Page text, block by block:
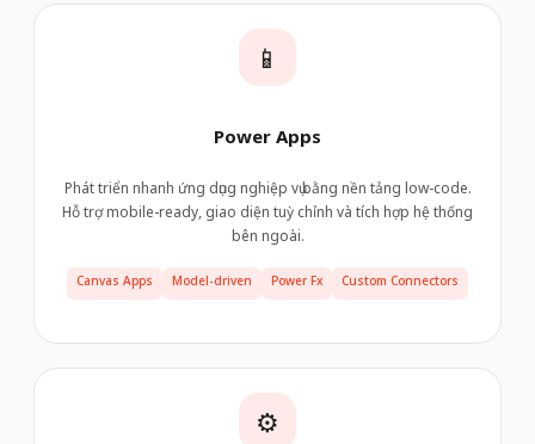
📱
Power Apps
Phát triển nhanh ứng dụng nghiệp vụ bằng nền tảng low-code.
Hỗ trợ mobile-ready, giao diện tuỳ chỉnh và tích hợp hệ thống
bên ngoài.
Canvas Apps Model-driven Power Fx Custom Connectors
⚙️